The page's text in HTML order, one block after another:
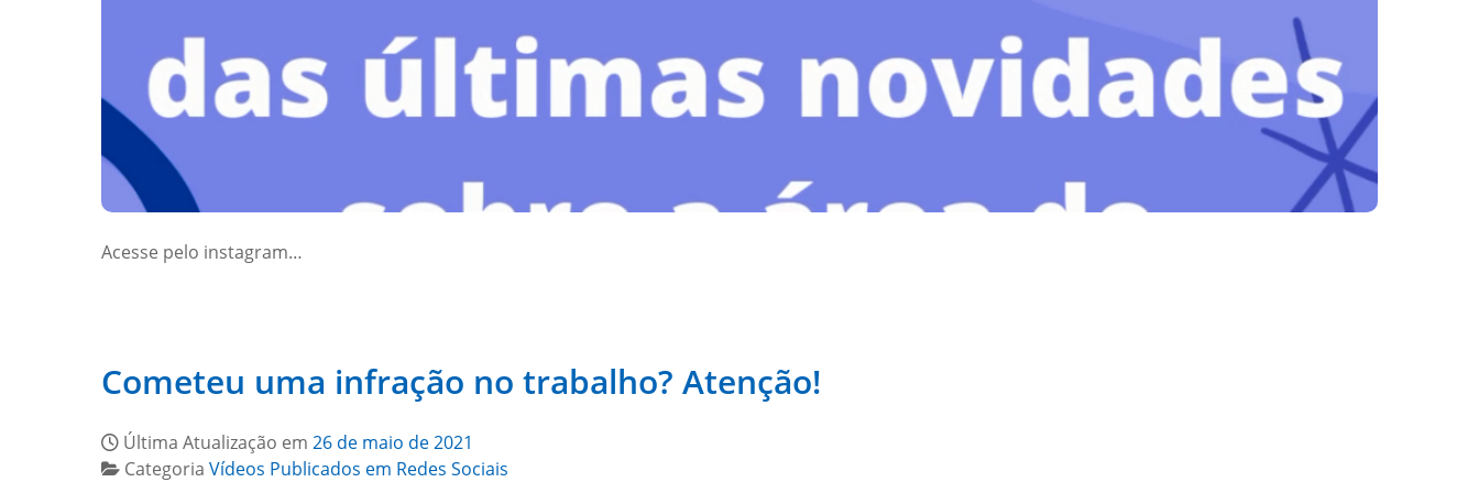
Acesse pelo instagram…
Cometeu uma infração no trabalho? Atenção!
Última Atualização em 26 de maio de 2021
Categoria Vídeos Publicados em Redes Sociais